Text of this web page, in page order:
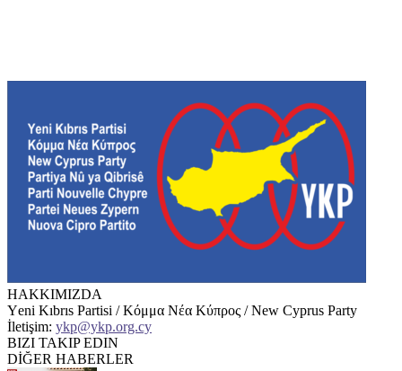
HAKKIMIZDA
Υeni Kıbrıs Partisi / Κόμμα Νέα Κύπρος / New Cyprus Party
İletişim: ykp@ykp.org.cy
BIZI TAKIP EDIN
DİĞER HABERLER